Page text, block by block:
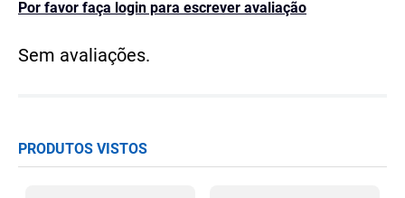
Por favor faça login para escrever avaliação
Sem avaliações.
PRODUTOS VISTOS